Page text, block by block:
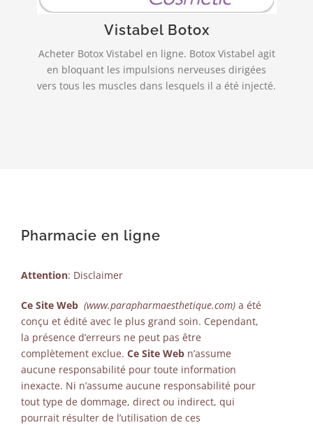
Vistabel Botox
Acheter Botox Vistabel en ligne. Botox Vistabel agit
en bloquant les impulsions nerveuses dirigées
vers tous les muscles dans lesquels il a été injecté.
l’adulte de moins de 65 ans…
Pharmacie en ligne
Attention: Disclaimer
Ce Site Web (www.parapharmaesthetique.com) a été
conçu et édité avec le plus grand soin. Cependant,
la présence d’erreurs ne peut pas être
complètement exclue. Ce Site Web n’assume
aucune responsabilité pour toute information
inexacte. Ni n’assume aucune responsabilité pour
tout type de dommage, direct ou indirect, qui
pourrait résulter de l’utilisation de ces